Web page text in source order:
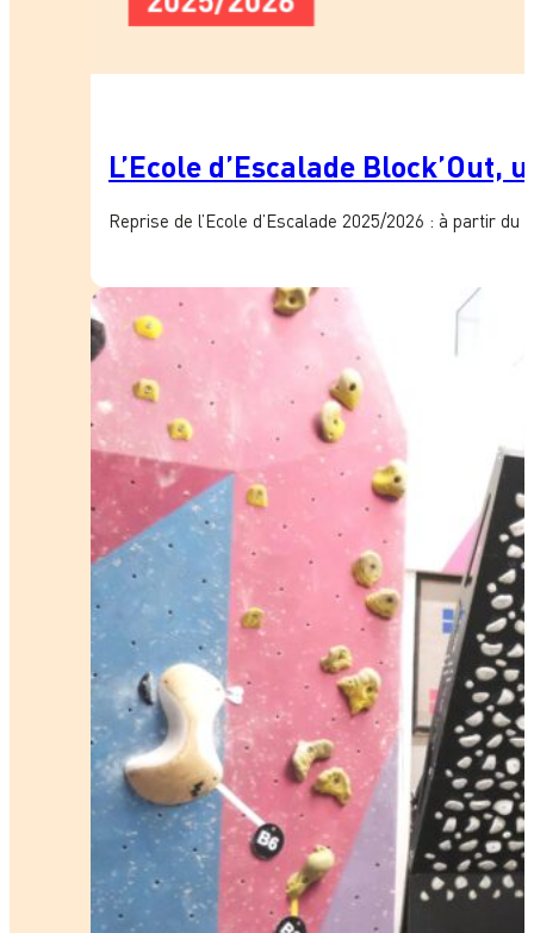
L’Ecole d’Escalade
Reprise de l’Ecole d’Escalade 2025/2026 : à partir